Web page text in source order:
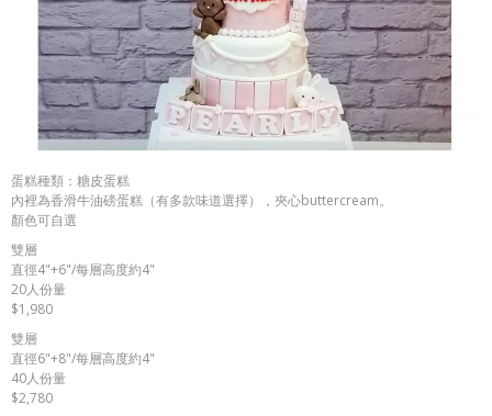
蛋糕種類：糖皮蛋糕
內裡為香滑牛油磅蛋糕（有多款味道選擇），夾心buttercream。
顏色可自選
雙層
直徑4"+6"/每層高度約4"
20人份量
​$1,980
雙層
直徑6"+8"/每層高度約4"
40人份量
​$2,780